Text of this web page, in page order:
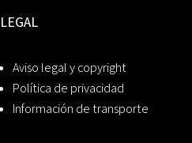
LEGAL
Aviso legal y copyright
Política de privacidad
Información de transporte